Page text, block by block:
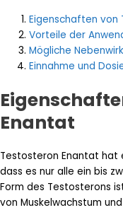
Eigenschaften von
Vorteile der
Mögliche
Einnahme und
Enantat
Testosteron Enantat hat
dass es nur alle ein bis
Form des Testosterons
von Muskelwachstum